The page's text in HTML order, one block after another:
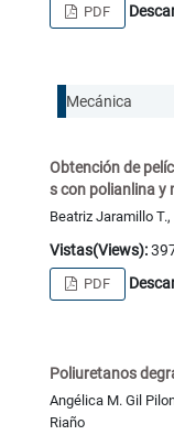
PDF
Mecánica
Obtención de
s con polianlina y
Beatriz Jaramillo
Vistas(Views):
PDF
Poliuretanos
Angélica M. Gil
Riaño